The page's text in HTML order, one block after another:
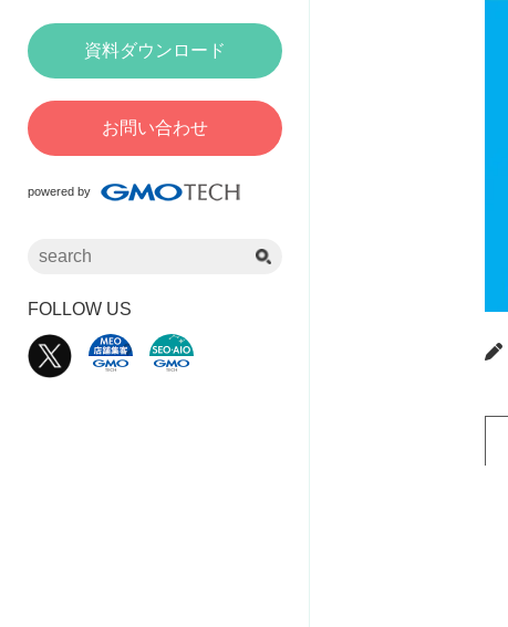
資料ダウンロード
お問い合わせ
powered by
FOLLOW US